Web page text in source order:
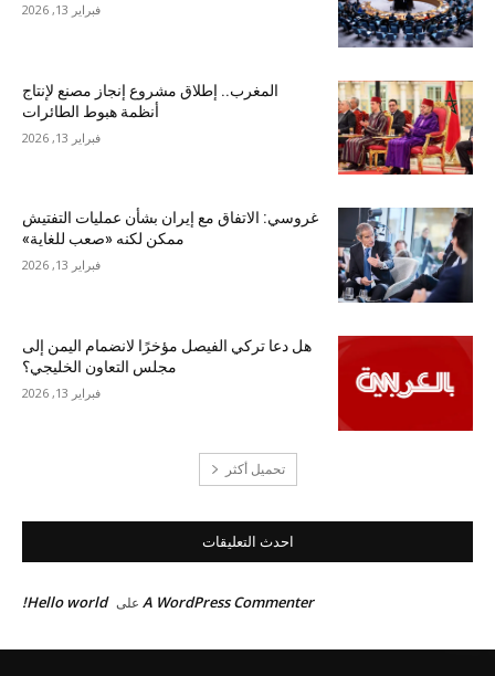
فبراير 13, 2026
المغرب.. إطلاق مشروع إنجاز مصنع لإنتاج
أنظمة هبوط الطائرات
فبراير 13, 2026
غروسي: الاتفاق مع إيران بشأن عمليات التفتيش
ممكن لكنه «صعب للغاية»
فبراير 13, 2026
هل دعا تركي الفيصل مؤخرًا لانضمام اليمن إلى
مجلس التعاون الخليجي؟
فبراير 13, 2026
تحميل أكثر
احدث التعليقات
A WordPress Commenter على Hello world!